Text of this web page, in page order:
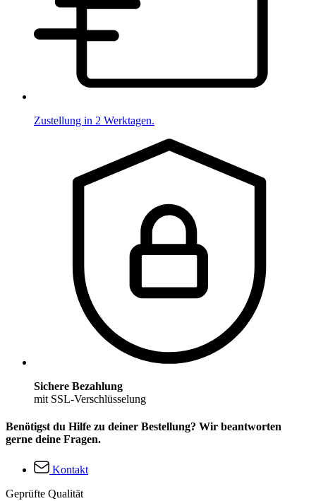
Zustellung in 2 Werktagen.
Sichere Bezahlung
mit SSL-Verschlüsselung
Benötigst du Hilfe zu deiner Bestellung? Wir beantworten
gerne deine Fragen.
Kontakt
Geprüfte Qualität